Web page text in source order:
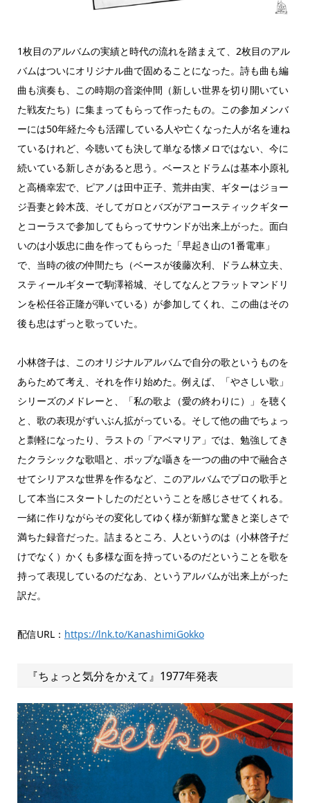
1枚目のアルバムの実績と時代の流れを踏まえて、2枚目のアル
バムはついにオリジナル曲で固めることになった。詩も曲も編
曲も演奏も、この時期の音楽仲間（新しい世界を切り開いてい
た戦友たち）に集まってもらって作ったもの。この参加メンバ
ーには50年経た今も活躍している人や亡くなった人が名を連ね
ているけれど、今聴いても決して単なる懐メロではない、今に
続いている新しさがあると思う。ベースとドラムは基本小原礼
と高橋幸宏で、ピアノは田中正子、荒井由実、ギターはジョー
ジ吾妻と鈴木茂、そしてガロとバズがアコースティックギター
とコーラスで参加してもらってサウンドが出来上がった。面白
いのは小坂忠に曲を作ってもらった「早起き山の1番電車」
で、当時の彼の仲間たち（ベースが後藤次利、ドラム林立夫、
スティールギターで駒澤裕城、そしてなんとフラットマンドリ
ンを松任谷正隆が弾いている）が参加してくれ、この曲はその
後も忠はずっと歌っていた。
小林啓子は、このオリジナルアルバムで自分の歌というものを
あらためて考え、それを作り始めた。例えば、「やさしい歌」
シリーズのメドレーと、「私の歌よ（愛の終わりに）」を聴く
と、歌の表現がずいぶん拡がっている。そして他の曲でちょっ
と剽軽になったり、ラストの「アベマリア」では、勉強してき
たクラシックな歌唱と、ポップな囁きを一つの曲の中で融合さ
せてシリアスな世界を作るなど、このアルバムでプロの歌手と
して本当にスタートしたのだということを感じさせてくれる。
一緒に作りながらその変化してゆく様が新鮮な驚きと楽しさで
満ちた録音だった。詰まるところ、人というのは（小林啓子だ
けでなく）かくも多様な面を持っているのだということを歌を
持って表現しているのだなあ、というアルバムが出来上がった
訳だ。
配信URL： https://lnk.to/KanashimiGokko
『ちょっと気分をかえて』1977年発表